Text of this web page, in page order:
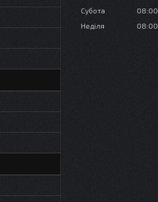
Субота
08:00
Неділя
08:00